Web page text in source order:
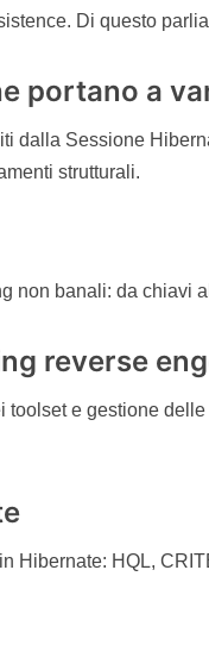
Di questo
portano a
dalla Sessione
strutturali.
non banali: da chiavi
reverse
e gestione
Hibernate: HQL,